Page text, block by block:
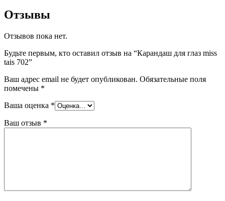
Отзывы
Отзывов пока нет.
Будьте первым, кто оставил отзыв на “Карандаш для глаз miss
tais 702”
Ваш адрес email не будет опубликован. Обязательные поля
помечены *
Ваша оценка *
Ваш отзыв *